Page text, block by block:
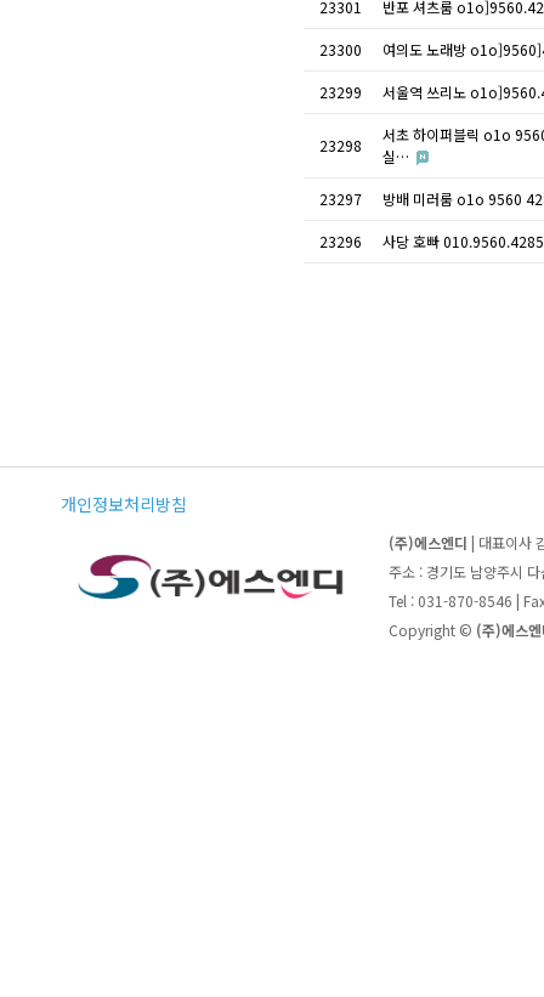
23301 반포 셔츠룸
23300 여의도 노래방
23299 서울역 쓰리노
23298
서초 하이퍼블릭 o1o
실…
23297 방배 미러룸 o1o 9560
23296 사당 호빠 010.9560.4285
개인정보처리방침
(주)에스엔디 | 대표이사
주소 : 경기도 남양주시
Tel : 031-870-8546 |
Copyright © (주)에스